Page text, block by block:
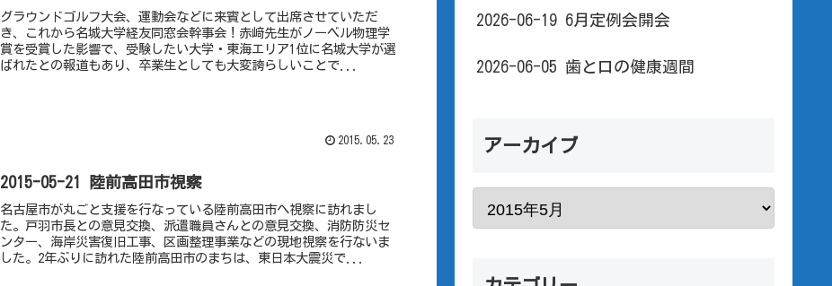
グラウンドゴルフ大会、運動会などに来賓として出席させていただ
き、これから名城大学経友同窓会幹事会！赤﨑先生がノーベル物理学
賞を受賞した影響で、受験したい大学・東海エリア1位に名城大学が選
ばれたとの報道もあり、卒業生としても大変誇らしいことで...
2015.05.23
2015-05-21 陸前高田市視察
名古屋市が丸ごと支援を行なっている陸前高田市へ視察に訪れまし
た。戸羽市長との意見交換、派遣職員さんとの意見交換、消防防災セ
ンター、海岸災害復旧工事、区画整理事業などの現地視察を行ないま
した。2年ぶりに訪れた陸前高田市のまちは、東日本大震災で...
2026-06-19 6月定例会開会
2026-06-05 歯と口の健康週間
アーカイブ